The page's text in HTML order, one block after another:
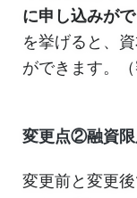
に申し込みが
を挙げると、
ができます。
変更点②融資
変更前と変更